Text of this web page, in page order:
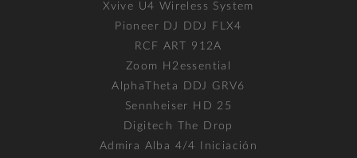
Xvive U4 Wireless System
Pioneer DJ DDJ FLX4
RCF ART 912A
Zoom H2essential
AlphaTheta DDJ GRV6
Sennheiser HD 25
Digitech The Drop
Admira Alba 4/4 Iniciación